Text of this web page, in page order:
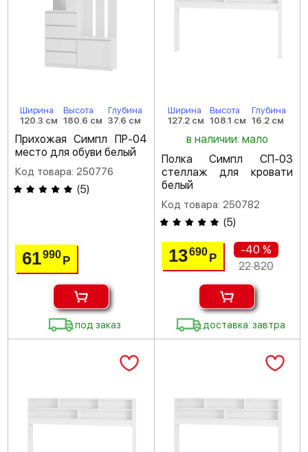
Ширина
120.3 см
Высота
180.6 см
Глубина
37.6 см
Прихожая Симпл ПР-04
место для обуви белый
Код товара: 250776
(5)
61990Р
под заказ
Ширина
127.2 см
Высота
108.1 см
Глубина
16.2 см
в наличии: мало
Полка Симпл СП-03
стеллаж для кровати
белый
Код товара: 250782
(5)
13690 Р
-40 %
22 820
доставка: завтра